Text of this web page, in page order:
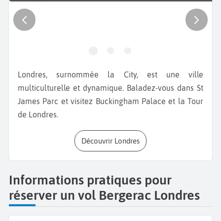
Londres, surnommée la City, est une ville
multiculturelle et dynamique. Baladez-vous dans St
James Parc et visitez Buckingham Palace et la Tour
de Londres.
Découvrir Londres
Informations pratiques pour
réserver un vol Bergerac Londres